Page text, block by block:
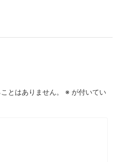
とはありません。 ※ が付いてい